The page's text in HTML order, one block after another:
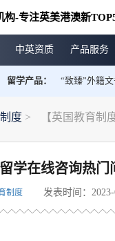
-专注英美港澳新
中英资质 产品服务
留学产品： “致臻”外籍
度 > 【英国教育制
学在线咨询热
制度 发表时间：